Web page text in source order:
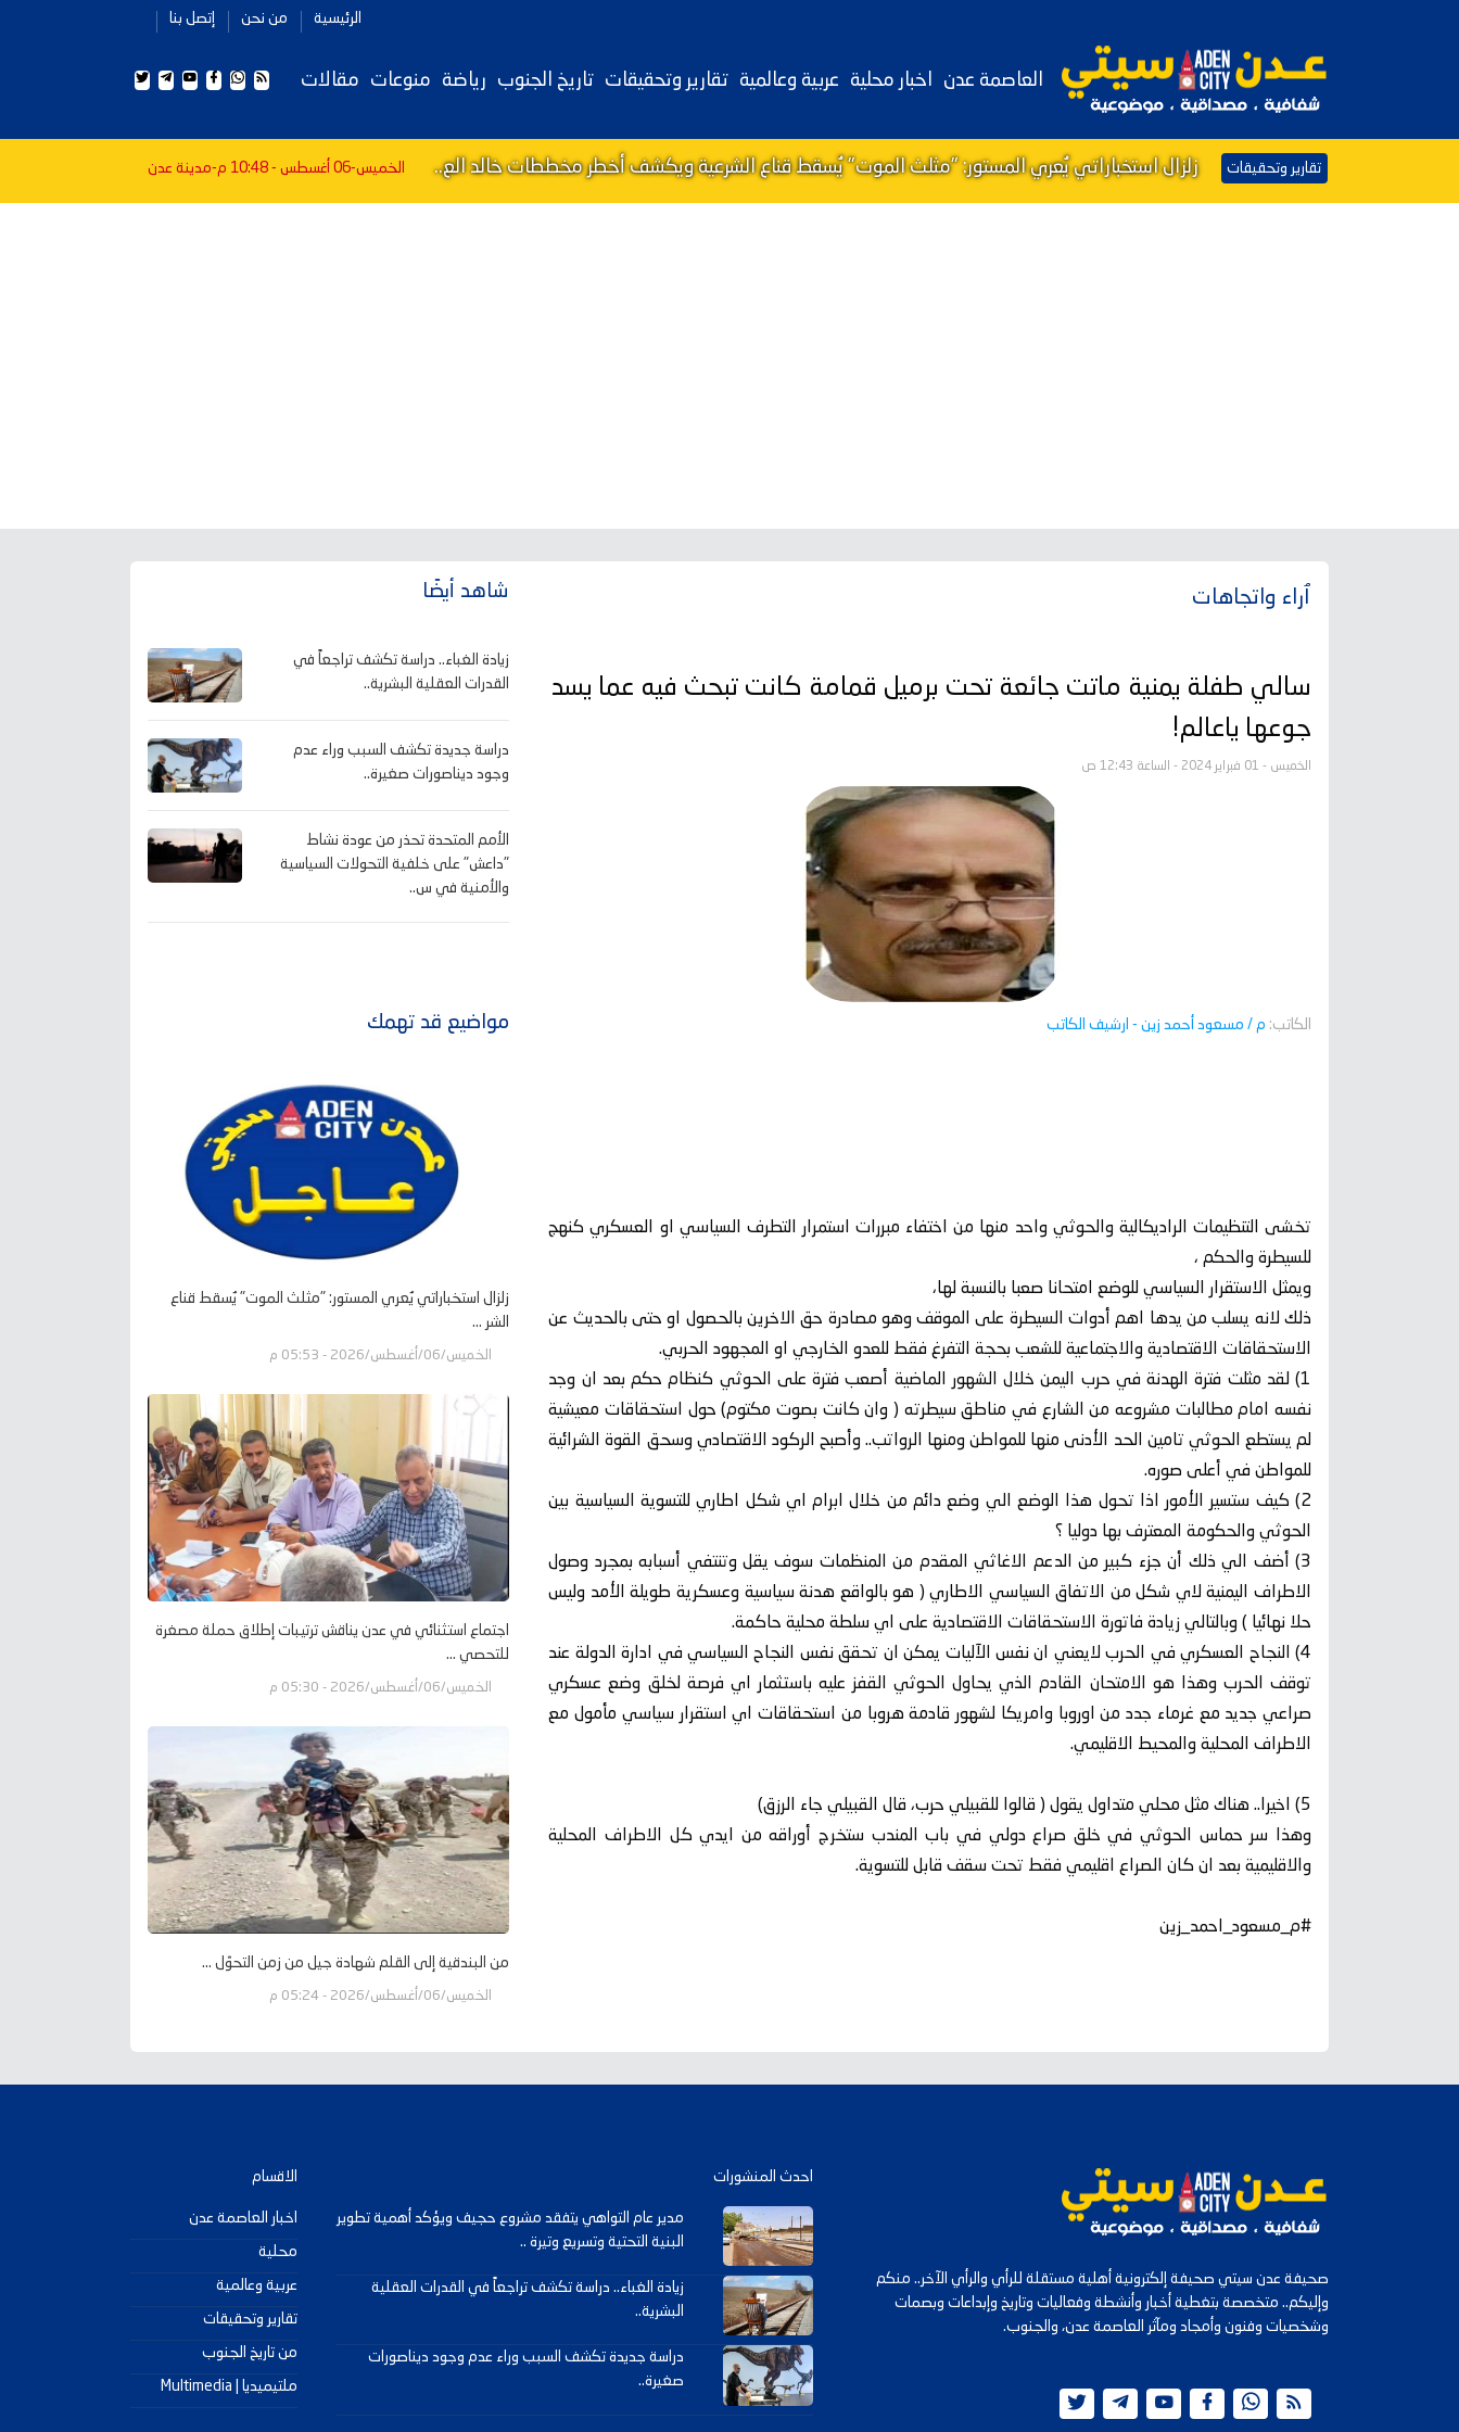
الرئيسية من نحن إتصل بنا
العاصمة عدن اخبار محلية عربية وعالمية تقارير وتحقيقات تاريخ الجنوب رياضة منوعات مقالات
تقارير وتحقيقات زلزال استخباراتي يُعري المستور: "مثلث الموت" يُسقط قناع الشرعية ويكشف أخطر مخططات خالد الع.. الخميس-06 أغسطس - 10:48 م -مدينة عدن
ٱراء واتجاهات
سالي طفلة يمنية ماتت جائعة تحت برميل قمامة كانت تبحث فيه عما يسد
جوعها ياعالم!
الخميس - 01 فبراير 2024 - الساعة 12:43 ص
الكاتب: م / مسعود أحمد زين - ارشيف الكاتب
تخشى التنظيمات الراديكالية والحوثي واحد منها من اختفاء مبررات استمرار التطرف السياسي او العسكري كنهج
للسيطرة والحكم ،
ويمثل الاستقرار السياسي للوضع امتحانا صعبا بالنسبة لها،
ذلك لانه يسلب من يدها اهم أدوات السيطرة على الموقف وهو مصادرة حق الاخرين بالحصول او حتى بالحديث عن
الاستحقاقات الاقتصادية والاجتماعية للشعب بحجة التفرغ فقط للعدو الخارجي او المجهود الحربي.
1) لقد مثلت فترة الهدنة في حرب اليمن خلال الشهور الماضية أصعب فترة على الحوثي كنظام حكم بعد ان وجد
نفسه امام مطالبات مشروعه من الشارع في مناطق سيطرته ( وان كانت بصوت مكتوم) حول استحقاقات معيشية
لم يستطع الحوثي تامين الحد الأدنى منها للمواطن ومنها الرواتب.. وأصبح الركود الاقتصادي وسحق القوة الشرائية
للمواطن في أعلى صوره.
2) كيف ستسير الأمور اذا تحول هذا الوضع الي وضع دائم من خلال ابرام اي شكل اطاري للتسوية السياسية بين
الحوثي والحكومة المعترف بها دوليا ؟
3) أضف الي ذلك أن جزء كبير من الدعم الاغاثي المقدم من المنظمات سوف يقل وتنتفي أسبابه بمجرد وصول
الاطراف اليمنية لاي شكل من الاتفاق السياسي الاطاري ( هو بالواقع هدنة سياسية وعسكرية طويلة الأمد وليس
حلا نهائيا ) وبالتالي زيادة فاتورة الاستحقاقات الاقتصادية على اي سلطة محلية حاكمة.
4) النجاح العسكري في الحرب لايعني ان نفس الآليات يمكن ان تحقق نفس النجاح السياسي في ادارة الدولة عند
توقف الحرب وهذا هو الامتحان القادم الذي يحاول الحوثي القفز عليه باستثمار اي فرصة لخلق وضع عسكري
صراعي جديد مع غرماء جدد من اوروبا وامريكا لشهور قادمة هروبا من استحقاقات اي استقرار سياسي مأمول مع
الاطراف المحلية والمحيط الاقليمي.
5) اخيرا.. هناك مثل محلي متداول يقول ( قالوا للقبيلي حرب، قال القبيلي جاء الرزق)
وهذا سر حماس الحوثي في خلق صراع دولي في باب المندب ستخرج أوراقه من ايدي كل الاطراف المحلية
والاقليمية بعد ان كان الصراع اقليمي فقط تحت سقف قابل للتسوية.
#م_مسعود_احمد_زين
شاهد أيضًا
زيادة الغباء.. دراسة تكشف تراجعاً في
القدرات العقلية البشرية..
دراسة جديدة تكشف السبب وراء عدم
وجود ديناصورات صغيرة..
الأمم المتحدة تحذر من عودة نشاط
"داعش" على خلفية التحولات السياسية
والأمنية في س..
مواضيع قد تهمك
زلزال استخباراتي يُعري المستور: "مثلث الموت" يُسقط قناع
الشر ...
الخميس/06/أغسطس/2026 - 05:53 م
اجتماع استثنائي في عدن يناقش ترتيبات إطلاق حملة مصغرة
للتحصي ...
الخميس/06/أغسطس/2026 - 05:30 م
من البندقية إلى القلم شهادة جيل من زمن التحوّل ...
الخميس/06/أغسطس/2026 - 05:24 م
صحيفة عدن سيتي صحيفة إلكترونية أهلية مستقلة للرأي والرأي الآخر.. منكم
وإليكم.. متخصصة بتغطية أخبار وأنشطة وفعاليات وتاريخ وإبداعات وبصمات
وشخصيات وفنون وأمجاد ومآثر العاصمة عدن، والجنوب.
احدث المنشورات
مدير عام التواهي يتفقد مشروع حجيف ويؤكد أهمية تطوير
البنية التحتية وتسريع وتيرة ..
زيادة الغباء.. دراسة تكشف تراجعاً في القدرات العقلية
البشرية..
دراسة جديدة تكشف السبب وراء عدم وجود ديناصورات
صغيرة..
الاقسام
اخبار العاصمة عدن
محلية
عربية وعالمية
تقارير وتحقيقات
من تاريخ الجنوب
ملتيميديا | Multimedia